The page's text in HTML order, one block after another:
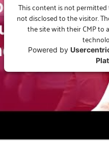
This content is not
not disclosed to the visitor.
the site with their CMP
Powered by